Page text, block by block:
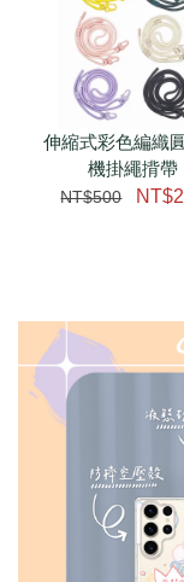
伸縮式彩色編織
機掛繩揹帶
NT$500